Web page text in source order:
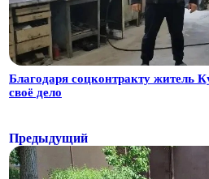
Благодаря соцконтракту житель
своё дело
Предыдущий